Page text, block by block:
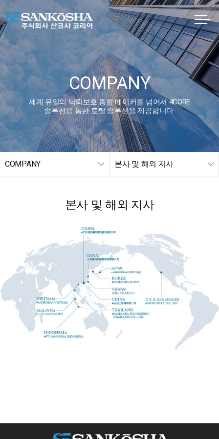
COMPANY
세계 유일의 낙뢰보호 종합 메이커를 넘어서 4CORE
솔루션을 통한 토탈 솔루션을 제공합니다.
COMPANY 본사 및 해외 지사
본사 및 해외 지사